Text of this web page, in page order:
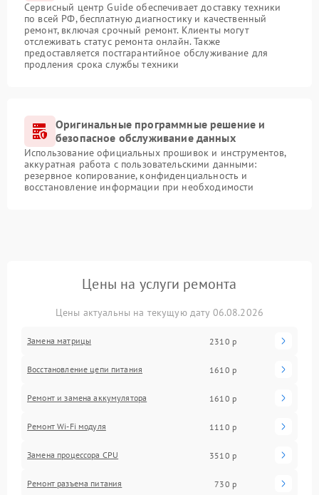
Сервисный центр Guide обеспечивает доставку техники
по всей РФ, бесплатную диагностику и качественный
ремонт, включая срочный ремонт. Клиенты могут
отслеживать статус ремонта онлайн. Также
предоставляется постгарантийное обслуживание для
продления срока службы техники
Оригинальные программные решение и
безопасное обслуживание данных
Использование официальных прошивок и инструментов,
аккуратная работа с пользовательскими данными:
резервное копирование, конфиденциальность и
восстановление информации при необходимости
Цены на услуги ремонта
Цены актуальны на текущую дату 06.08.2026
Замена матрицы 2310 р
Восстановление цепи питания 1610 р
Ремонт и замена аккумулятора 1610 р
Ремонт Wi-Fi модуля 1110 р
Замена процессора CPU 3510 р
Ремонт разъема питания 730 р